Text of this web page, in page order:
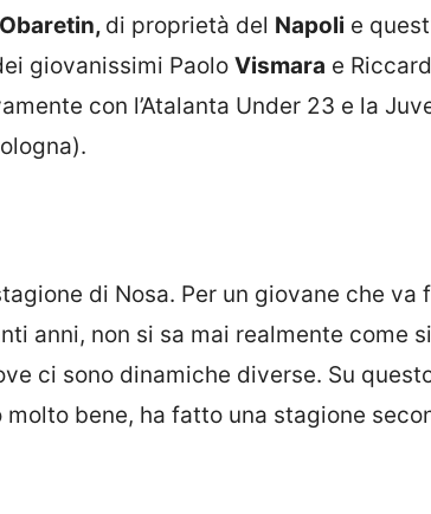
Obaretin, di proprietà del Napoli e
giovanissimi Paolo Vismara e
con l’Atalanta Under 23 e la
di Nosa. Per un giovane che va
anni, non si sa mai realmente come
ci sono dinamiche diverse. Su
bene, ha fatto una stagione